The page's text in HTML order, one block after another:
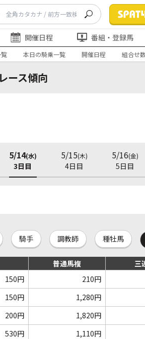
開催日程 番組・登録馬
本日の騎乗一覧 開催日程 組合せ
レース傾向
5/14(水)
3日目
5/15(木)
4日目
5/16(金)
5日目
騎手 調教師 種牡馬
普通馬複
三
150円 210円
150円 1,280円
200円 1,820円
530円 1,110円